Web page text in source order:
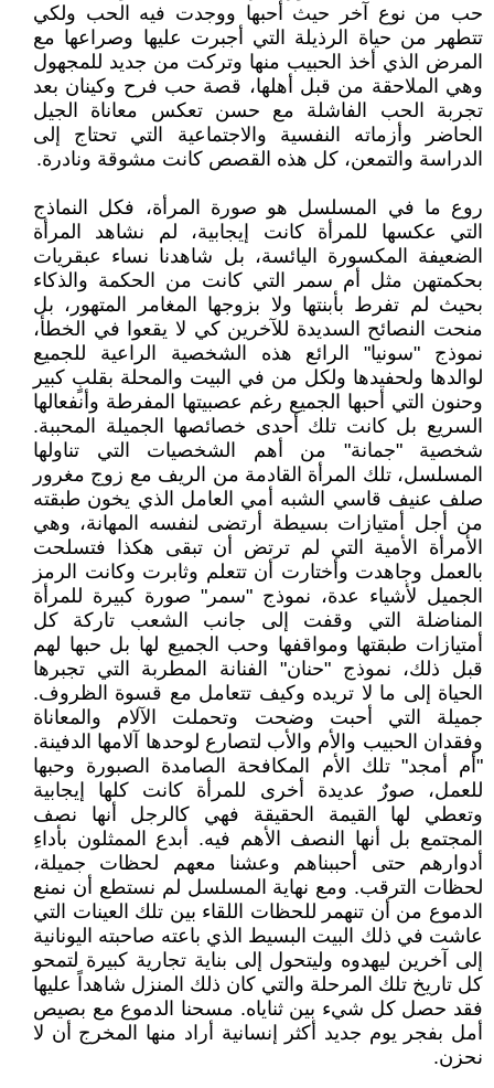
حب من نوع آخر حيث أحبها ووجدت فيه الحب ولكي
تتطهر من حياة الرذيلة التي أجبرت عليها وصراعها مع
المرض الذي أخذ الحبيب منها وتركت من جديد للمجهول
وهي الملاحقة من قبل أهلها، قصة حب فرح وكينان بعد
تجربة الحب الفاشلة مع حسن تعكس معاناة الجيل
الحاضر وأزماته النفسية والاجتماعية التي تحتاج إلى
الدراسة والتمعن، كل هذه القصص كانت مشوقة ونادرة.
روع ما في المسلسل هو صورة المرأة، فكل النماذج
التي عكسها للمرأة كانت إيجابية، لم نشاهد المرأة
الضعيفة المكسورة اليائسة، بل شاهدنا نساء عبقريات
بحكمتهن مثل أم سمر التي كانت من الحكمة والذكاء
بحيث لم تفرط بأبنتها ولا بزوجها المغامر المتهور، بل
منحت النصائح السديدة للآخرين كي لا يقعوا في الخطأ،
نموذج "سونيا" الرائع هذه الشخصية الراعية للجميع
لوالدها ولحفيدها ولكل من في البيت والمحلة بقلبٍ كبير
وحنون التي أحبها الجميع رغم عصبيتها المفرطة وأنفعالها
السريع بل كانت تلك أحدى خصائصها الجميلة المحببة.
شخصية "جمانة" من أهم الشخصيات التي تناولها
المسلسل، تلك المرأة القادمة من الريف مع زوج مغرور
صلف عنيف قاسي الشبه أمي العامل الذي يخون طبقته
من أجل أمتيازات بسيطة أرتضى لنفسه المهانة، وهي
الأمرأة الأمية التي لم ترتض أن تبقى هكذا فتسلحت
بالعمل وجاهدت وأختارت أن تتعلم وثابرت وكانت الرمز
الجميل لأشياء عدة، نموذج "سمر" صورة كبيرة للمرأة
المناضلة التي وقفت إلى جانب الشعب تاركة كل
أمتيازات طبقتها ومواقفها وحب الجميع لها بل حبها لهم
قبل ذلك، نموذج "حنان" الفنانة المطربة التي تجبرها
الحياة إلى ما لا تريده وكيف تتعامل مع قسوة الظروف.
جميلة التي أحبت وضحت وتحملت الآلام والمعاناة
وفقدان الحبيب والأم والأب لتصارع لوحدها آلامها الدفينة.
"أم أمجد" تلك الأم المكافحة الصامدة الصبورة وحبها
للعمل، صورٌ عديدة أخرى للمرأة كانت كلها إيجابية
وتعطي لها القيمة الحقيقة فهي كالرجل أنها نصف
المجتمع بل أنها النصف الأهم فيه. أبدع الممثلون بأداءِ
أدوارهم حتى أحببناهم وعشنا معهم لحظات جميلة،
لحظات الترقب. ومع نهاية المسلسل لم نستطع أن نمنع
الدموع من أن تنهمر للحظات اللقاء بين تلك العينات التي
عاشت في ذلك البيت البسيط الذي باعته صاحبته اليونانية
إلى آخرين ليهدوه وليتحول إلى بناية تجارية كبيرة لتمحو
كل تاريخ تلك المرحلة والتي كان ذلك المنزل شاهداً عليها
فقد حصل كل شيء بين ثناياه. مسحنا الدموع مع بصيص
أمل بفجر يوم جديد أكثر إنسانية أراد منها المخرج أن لا
نحزن.